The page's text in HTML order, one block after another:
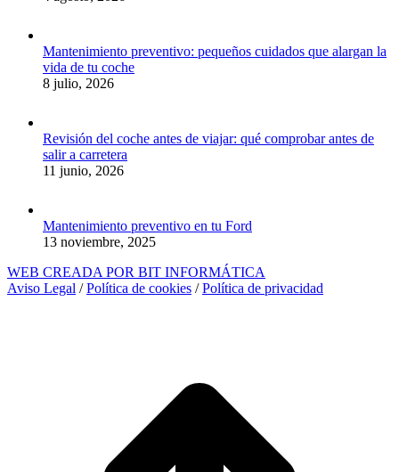
Mantenimiento preventivo: pequeños cuidados que alargan la
vida de tu coche
8 julio, 2026
Revisión del coche antes de viajar: qué comprobar antes de
salir a carretera
11 junio, 2026
Mantenimiento preventivo en tu Ford
13 noviembre, 2025
WEB CREADA POR BIT INFORMÁTICA
Aviso Legal /Política de cookies /Política de privacidad